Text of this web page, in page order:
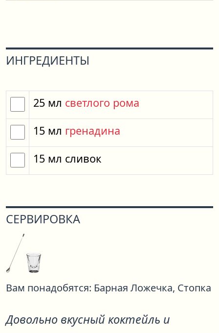
ИНГРЕДИЕНТЫ
25 мл светлого рома
15 мл гренадина
15 мл сливок
СЕРВИРОВКА
Вам понадобятся: Барная Ложечка, Стопка
Довольно вкусный коктейль и